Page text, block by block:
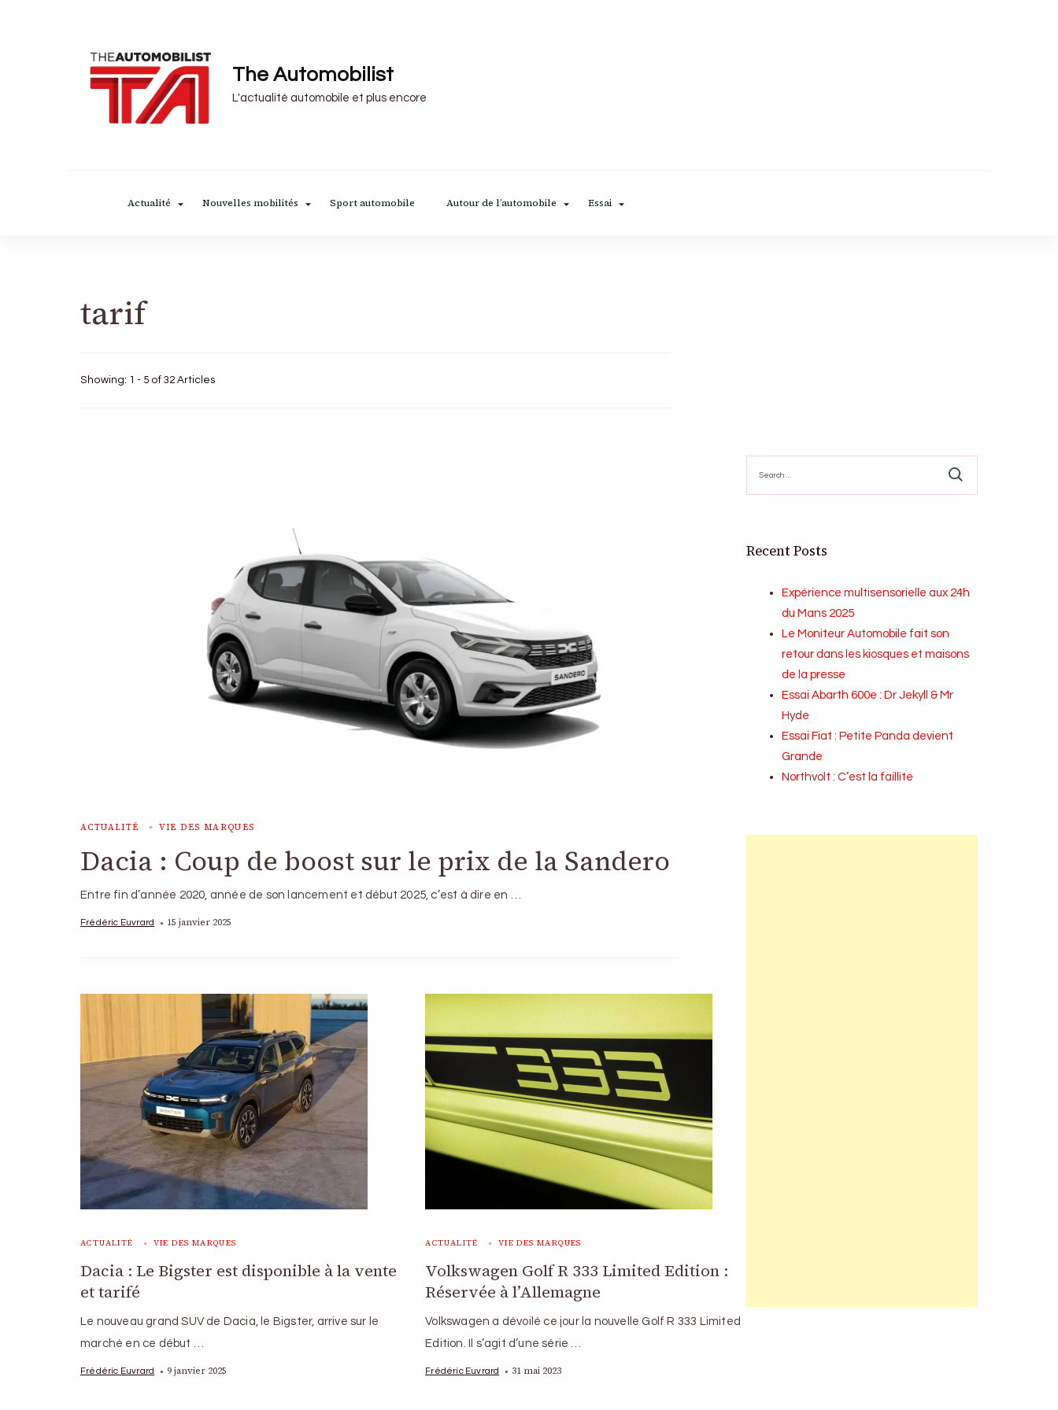
The Automobilist
L'actualité automobile et plus encore
Actualité Nouvelles mobilités Sport automobile Autour de l’automobile Essai
tarif
Showing: 1 - 5 of 32 Articles
ACTUALITÉ VIE DES MARQUES
Dacia : Coup de boost sur le prix de la Sandero
Entre fin d’année 2020, année de son lancement et début 2025, c’est à dire en …
Frédéric Euvrard 15 janvier 2025
ACTUALITÉ VIE DES MARQUES
Dacia : Le Bigster est disponible à la vente
et tarifé
Le nouveau grand SUV de Dacia, le Bigster, arrive sur le
marché en ce début …
Frédéric Euvrard 9 janvier 2025
ACTUALITÉ VIE DES MARQUES
Volkswagen Golf R 333 Limited Edition :
Réservée à l’Allemagne
Volkswagen a dévoilé ce jour la nouvelle Golf R 333 Limited
Edition. Il s’agit d’une série …
Frédéric Euvrard 31 mai 2023
for:
Recent Posts
Expérience multisensorielle aux 24h
du Mans 2025
Le Moniteur Automobile fait son
retour dans les kiosques et maisons
de la presse
Essai Abarth 600e : Dr Jekyll & Mr
Hyde
Essai Fiat : Petite Panda devient
Grande
Northvolt : C’est la faillite